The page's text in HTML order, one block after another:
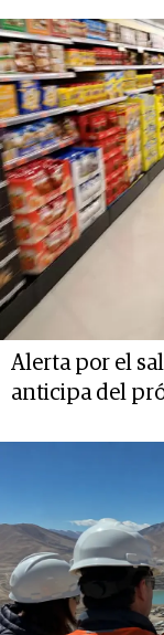
Alerta por el
anticipa del